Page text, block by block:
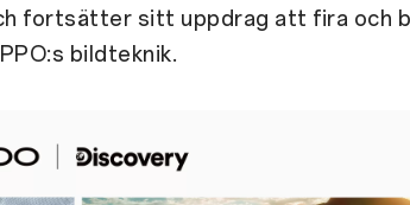
fortsätter sitt uppdrag att fira och
bildteknik.